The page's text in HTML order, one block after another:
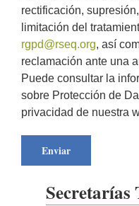
rectificación,
limitación del
rgpd@rseq.org, así
reclamación ante una
Puede consultar la
sobre Protección de
privacidad de nuestra
Secretarías